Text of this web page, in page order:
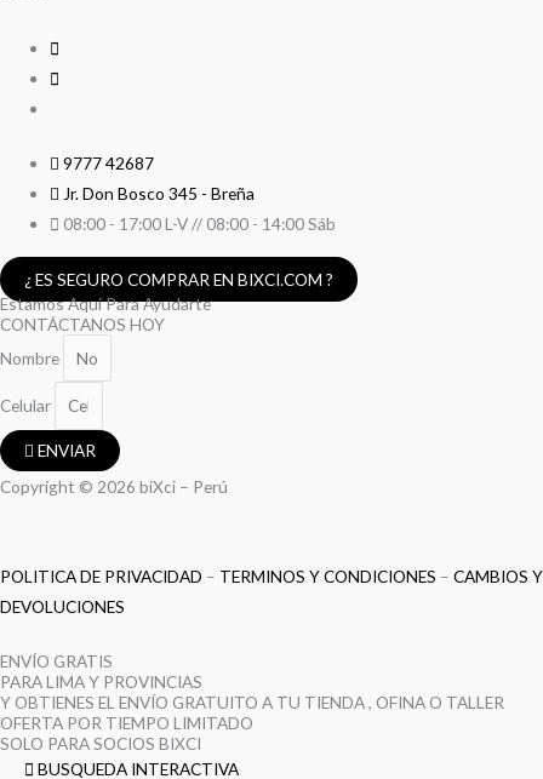
9777 42687
Jr. Don Bosco 345 - Breña
08:00 - 17:00 L-V // 08:00 - 14:00 Sáb
¿ ES SEGURO COMPRAR EN BIXCI.COM ?
Estamos Aquí Para Ayudarte
CONTÁCTANOS HOY
Nombre
Celular
ENVIAR
Copyright © 2026 biXci – Perú
POLITICA DE PRIVACIDAD – TERMINOS Y CONDICIONES – CAMBIOS Y
DEVOLUCIONES
ENVÍO GRATIS
PARA LIMA Y PROVINCIAS
Y OBTIENES EL ENVÍO GRATUITO A TU TIENDA , OFINA O TALLER
OFERTA POR TIEMPO LIMITADO
SOLO PARA SOCIOS BIXCI
BUSQUEDA INTERACTIVA